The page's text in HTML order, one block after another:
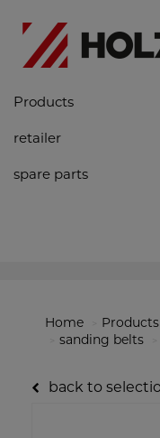
Products
retailer
spare parts
Home Products
sanding belts
back to